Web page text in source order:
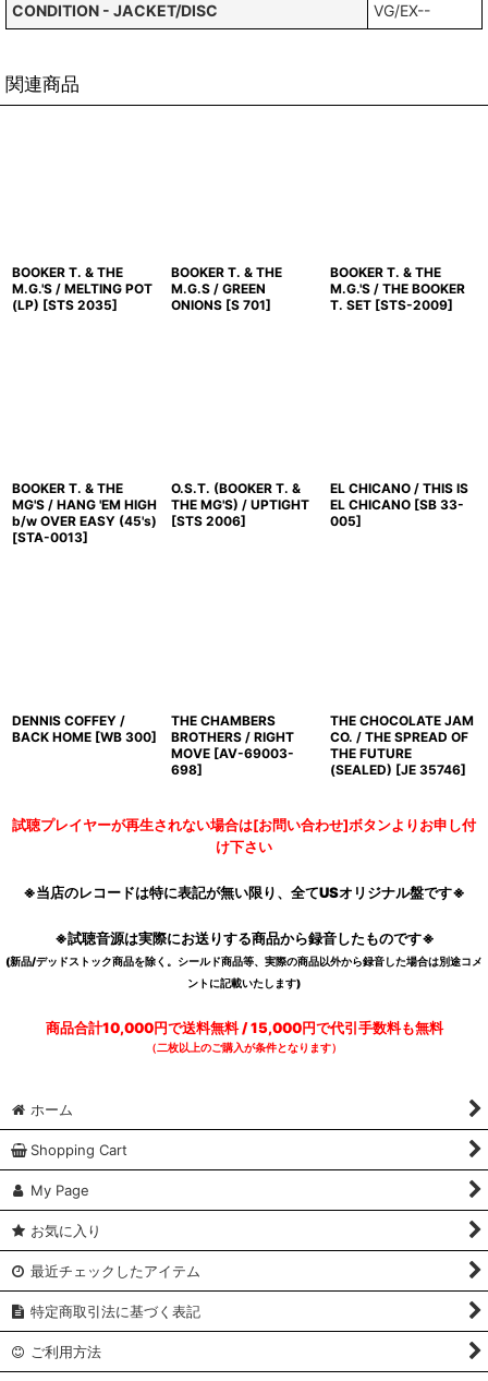
CONDITION - JACKET/DISC
VG/EX--
関連商品
BOOKER T. & THE
M.G.'S / MELTING POT
(LP) [STS 2035]
BOOKER T. & THE
M.G.S / GREEN
ONIONS [S 701]
BOOKER T. & THE
M.G.'S / THE BOOKER
T. SET [STS-2009]
BOOKER T. & THE
MG'S / HANG 'EM HIGH
b/w OVER EASY (45's)
[STA-0013]
O.S.T. (BOOKER T. &
THE MG'S) / UPTIGHT
[STS 2006]
EL CHICANO / THIS IS
EL CHICANO [SB 33-
005]
DENNIS COFFEY /
BACK HOME [WB 300]
THE CHAMBERS
BROTHERS / RIGHT
MOVE [AV-69003-
698]
THE CHOCOLATE JAM
CO. / THE SPREAD OF
THE FUTURE
(SEALED) [JE 35746]
試聴プレイヤーが再生されない場合は[お問い合わせ]ボタンよりお申し付
け下さい
※当店のレコードは特に表記が無い限り、全てUSオリジナル盤です※
※試聴音源は実際にお送りする商品から録音したものです※
(新品/デッドストック商品を除く。シールド商品等、実際の商品以外から録音した場合は別途コメ
ントに記載いたします)
商品合計10,000円で送料無料 / 15,000円で代引手数料も無料
（二枚以上のご購入が条件となります）
ホーム
Shopping Cart
My Page
お気に入り
最近チェックしたアイテム
特定商取引法に基づく表記
ご利用方法